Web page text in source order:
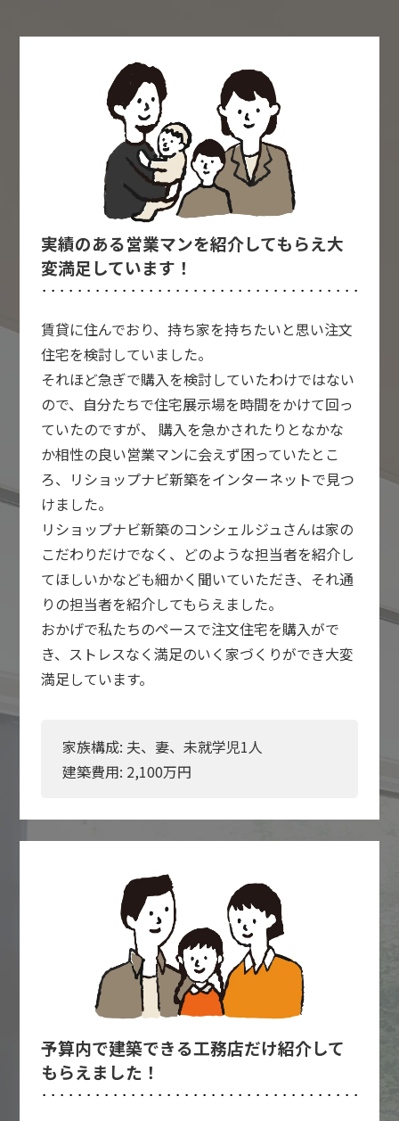
実績のある営業マンを紹介してもらえ大
変満足しています！
賃貸に住んでおり、持ち家を持ちたいと思い注文
住宅を検討していました。
それほど急ぎで購入を検討していたわけではない
ので、自分たちで住宅展示場を時間をかけて回っ
ていたのですが、 購入を急かされたりとなかな
か相性の良い営業マンに会えず困っていたとこ
ろ、リショップナビ新築をインターネットで見つ
けました。
リショップナビ新築のコンシェルジュさんは家の
こだわりだけでなく、どのような担当者を紹介し
てほしいかなども細かく聞いていただき、それ通
りの担当者を紹介してもらえました。
おかげで私たちのペースで注文住宅を購入がで
き、ストレスなく満足のいく家づくりができ大変
満足しています。
家族構成: 夫、妻、未就学児1人
建築費用: 2,100万円
予算内で建築できる工務店だけ紹介して
もらえました！